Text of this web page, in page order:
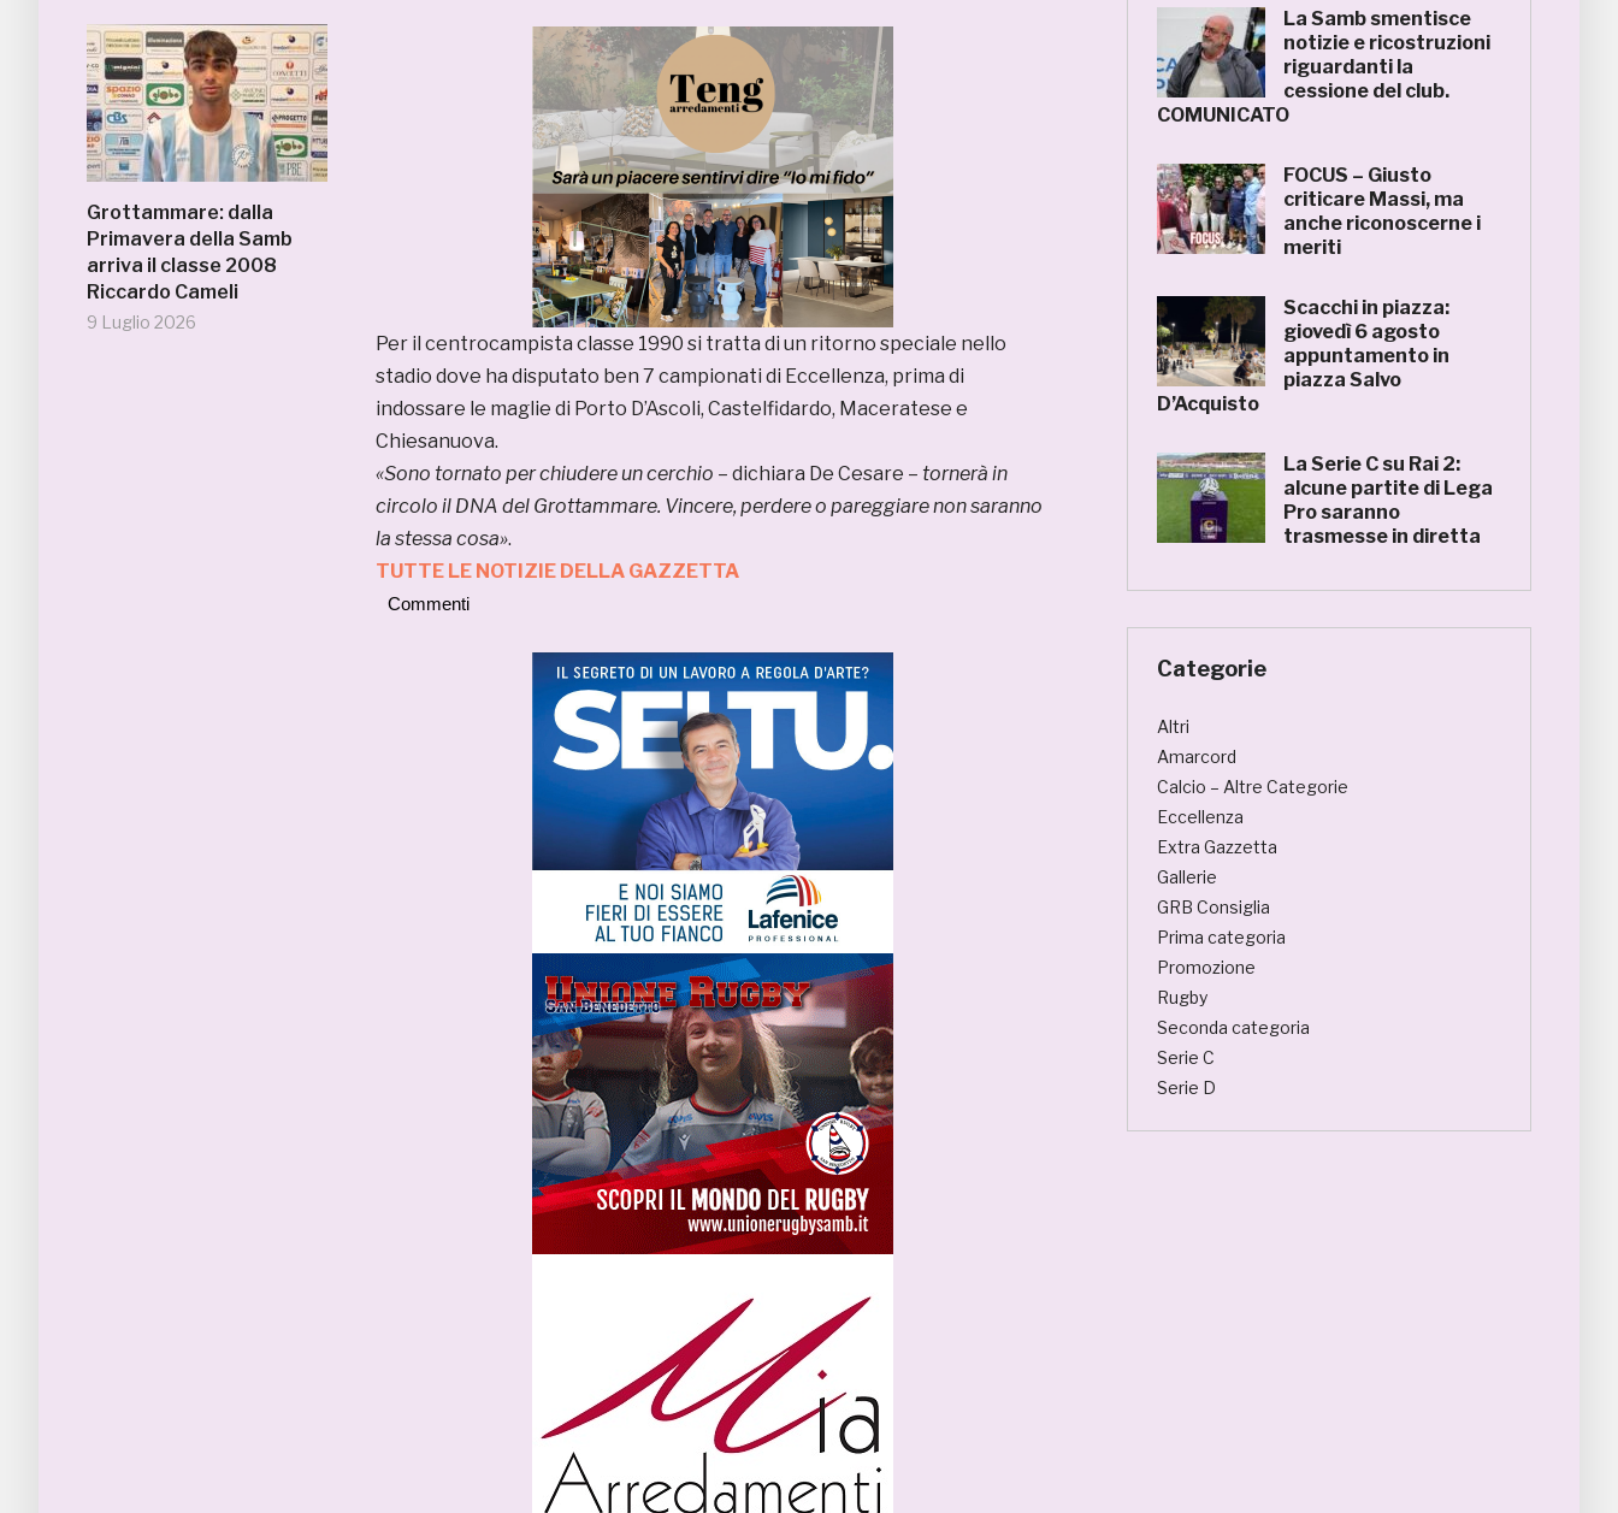
Grottammare: dalla
Primavera della Samb
arriva il classe 2008
Riccardo Cameli
9 Luglio 2026
Per il centrocampista classe 1990 si tratta di un ritorno speciale nello
stadio dove ha disputato ben 7 campionati di Eccellenza, prima di
indossare le maglie di Porto D’Ascoli, Castelfidardo, Maceratese e
Chiesanuova.
«Sono tornato per chiudere un cerchio – dichiara De Cesare – tornerà in
circolo il DNA del Grottammare. Vincere, perdere o pareggiare non saranno
la stessa cosa».
TUTTE LE NOTIZIE DELLA GAZZETTA
Commenti
La Samb smentisce
notizie e ricostruzioni
riguardanti la
cessione del club.
COMUNICATO
FOCUS – Giusto
criticare Massi, ma
anche riconoscerne i
meriti
Scacchi in piazza:
giovedì 6 agosto
appuntamento in
piazza Salvo
D’Acquisto
La Serie C su Rai 2:
alcune partite di Lega
Pro saranno
trasmesse in diretta
Categorie
Altri
Amarcord
Calcio – Altre Categorie
Eccellenza
Extra Gazzetta
Gallerie
GRB Consiglia
Prima categoria
Promozione
Rugby
Seconda categoria
Serie C
Serie D